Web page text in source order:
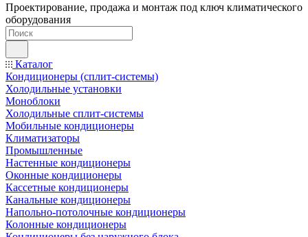
Проектирование, продажа и монтаж под ключ климатического
оборудования
Каталог
Кондиционеры (сплит-системы)
Холодильные установки
Моноблоки
Холодильные сплит-системы
Мобильные кондиционеры
Климатизаторы
Промышленные
Настенные кондиционеры
Оконные кондиционеры
Кассетные кондиционеры
Канальные кондиционеры
Напольно-потолочные кондиционеры
Колонные кондиционеры